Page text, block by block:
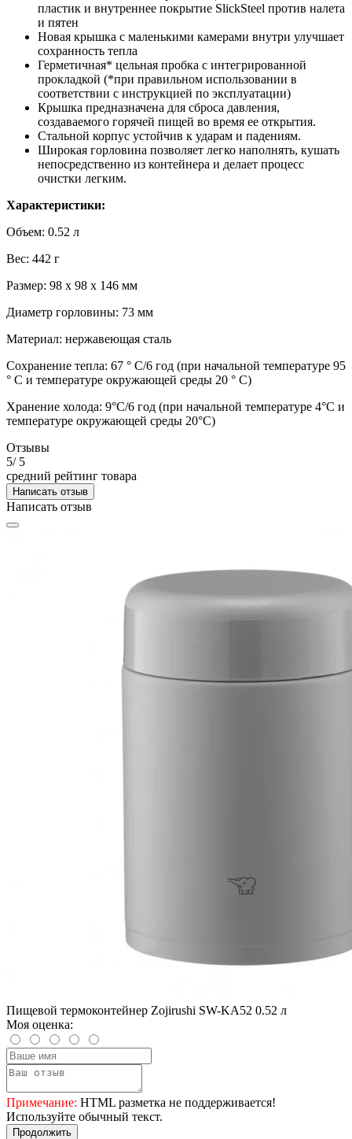
пластик и внутреннее покрытие SlickSteel против налета
и пятен
Новая крышка с маленькими камерами внутри улучшает
сохранность тепла
Герметичная* цельная пробка с интегрированной
прокладкой (*при правильном использовании в
соответствии с инструкцией по эксплуатации)
Крышка предназначена для сброса давления,
создаваемого горячей пищей во время ее открытия.
Стальной корпус устойчив к ударам и падениям.
Широкая горловина позволяет легко наполнять, кушать
непосредственно из контейнера и делает процесс
очистки легким.
Характеристики:
Объем: 0.52 л
Вес: 442 г
Размер: 98 х 98 х 146 мм
Диаметр горловины: 73 мм
Материал: нержавеющая сталь
Сохранение тепла: 67 ° С/6 год (при начальной температуре 95
° С и температуре окружающей среды 20 ° С)
Хранение холода: 9°С/6 год (при начальной температуре 4°С и
температуре окружающей среды 20°С)
Отзывы
5/ 5
средний рейтинг товара
Написать отзыв
Написать отзыв
Пищевой термоконтейнер Zojirushi SW-KA52 0.52 л
Моя оценка:
Примечание: HTML разметка не поддерживается!
Используйте обычный текст.
Продолжить